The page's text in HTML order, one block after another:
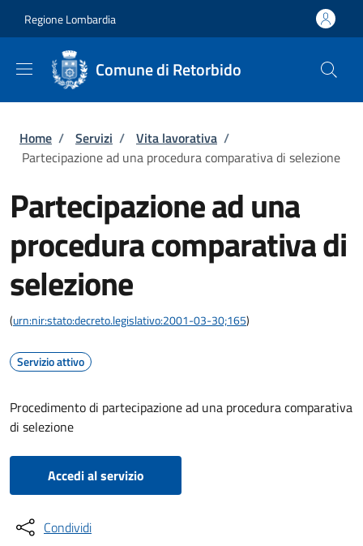
Regione Lombardia
Comune di Retorbido
Briciole di pane
Home / Servizi / Vita lavorativa /
Partecipazione ad una procedura comparativa di selezione
Partecipazione ad una
procedura comparativa di
selezione
(urn:nir:stato:decreto.legislativo:2001-03-30;165)
Servizio attivo
Procedimento di partecipazione ad una procedura comparativa
di selezione
Accedi al servizio
Condividi